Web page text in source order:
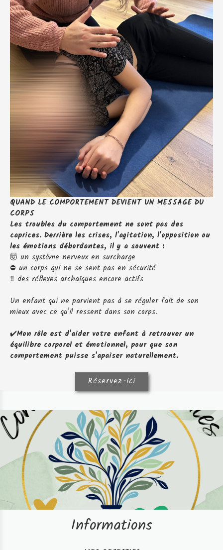
QUAND LE COMPORTEMENT DEVIENT UN MESSAGE DU
CORPS
Les troubles du comportement ne sont pas des
caprices. Derrière les crises, l'agitation, l'opposition ou
les émotions débordantes, il y a souvent :
🤯 un système nerveux en surcharge
⛔ un corps qui ne se sent pas en sécurité
‼️ des réflexes archaïques encore actifs
Un enfant qui ne parvient pas à se réguler fait de son
mieux avec ce qu'il ressent dans son corps.
✔️Mon rôle est d'aider votre enfant à retrouver un
équilibre corporel et émotionnel, pour que son
comportement puisse s'apaiser naturellement.
Réservez-ici
Informations